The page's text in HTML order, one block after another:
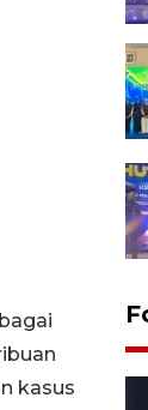
kasus